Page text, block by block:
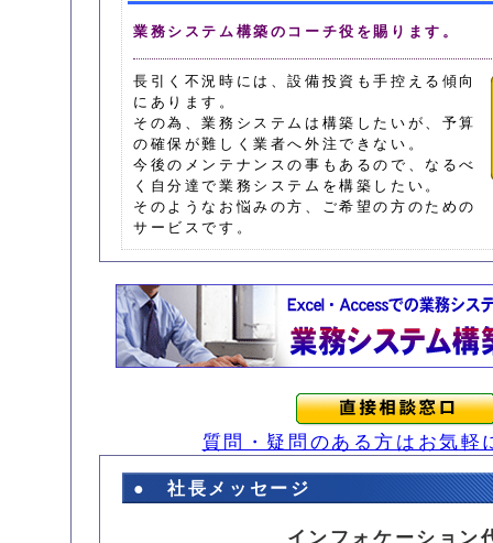
業務システム構築のコーチ役を賜ります。
長引く不況時には、設備投資も手控える傾向
にあります。
その為、業務システムは構築したいが、予算
の確保が難しく業者へ外注できない。
今後のメンテナンスの事もあるので、なるべ
く自分達で業務システムを構築したい。
そのようなお悩みの方、ご希望の方のための
サービスです。
質問・疑問のある方はお気軽
● 社長メッセージ
インフォケーション